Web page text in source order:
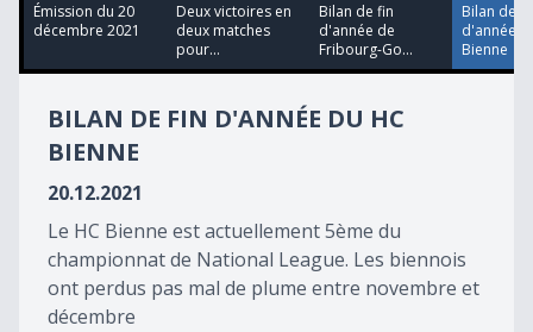
38
minutes,
seconds
Émission du 20
décembre 2021
Deux victoires en
deux matches
pour...
Bilan de fin
d'année de
Fribourg-Go...
Bilan de
d'année
Bienne
BILAN DE FIN D'ANNÉE DU HC
BIENNE
20.12.2021
Le HC Bienne est actuellement 5ème du
championnat de National League. Les biennois
ont perdus pas mal de plume entre novembre et
décembre